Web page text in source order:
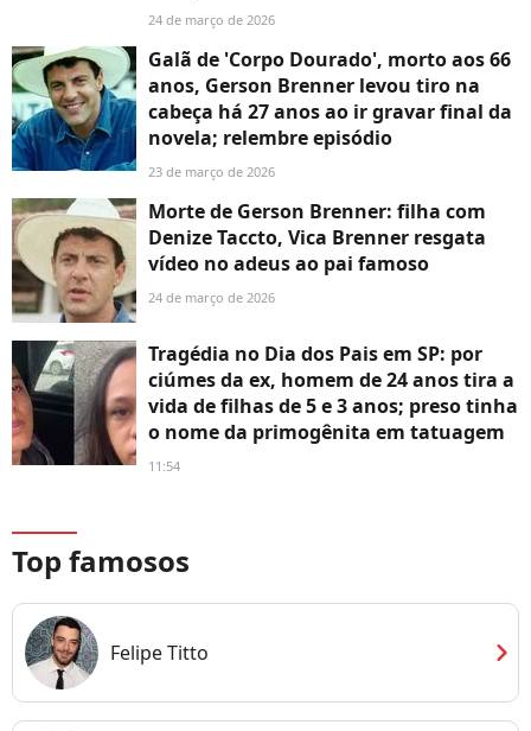
24 de março de 2026
Galã de 'Corpo Dourado', morto aos 66
anos, Gerson Brenner levou tiro na
cabeça há 27 anos ao ir gravar final da
novela; relembre episódio
23 de março de 2026
Morte de Gerson Brenner: filha com
Denize Taccto, Vica Brenner resgata
vídeo no adeus ao pai famoso
24 de março de 2026
Tragédia no Dia dos Pais em SP: por
ciúmes da ex, homem de 24 anos tira a
vida de filhas de 5 e 3 anos; preso tinha
o nome da primogênita em tatuagem
11:54
Top famosos
Felipe Titto chevron_right